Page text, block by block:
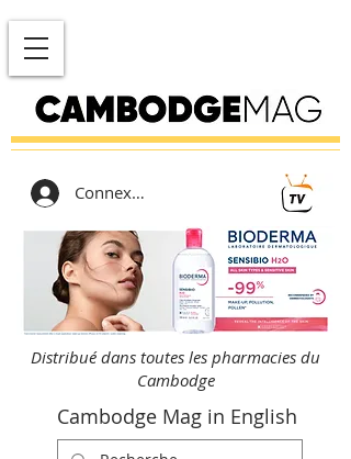
Connexion
Distribué dans toutes les pharmacies du
Cambodge
Cambodge Mag in English